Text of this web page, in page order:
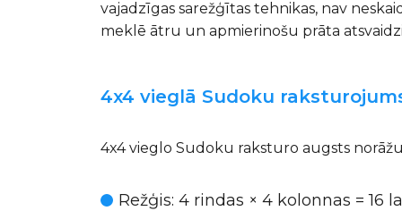
vajadzīgas sarežģītas tehnikas, nav
meklē ātru un apmierinošu prāta
4x4 vieglā Sudoku
4x4 vieglo Sudoku raksturo augsts
Režģis: 4 rindas × 4 kolonnas = 16